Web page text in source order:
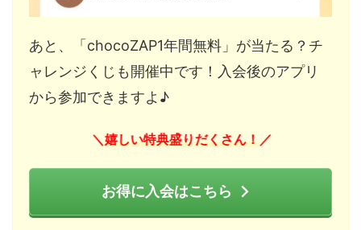
あと、「chocoZAP1年間無料」が当たる？チ
ャレンジくじも開催中です！入会後のアプリ
から参加できますよ♪
＼ 嬉しい特典盛りだくさん！ ／
お得に入会はこちら